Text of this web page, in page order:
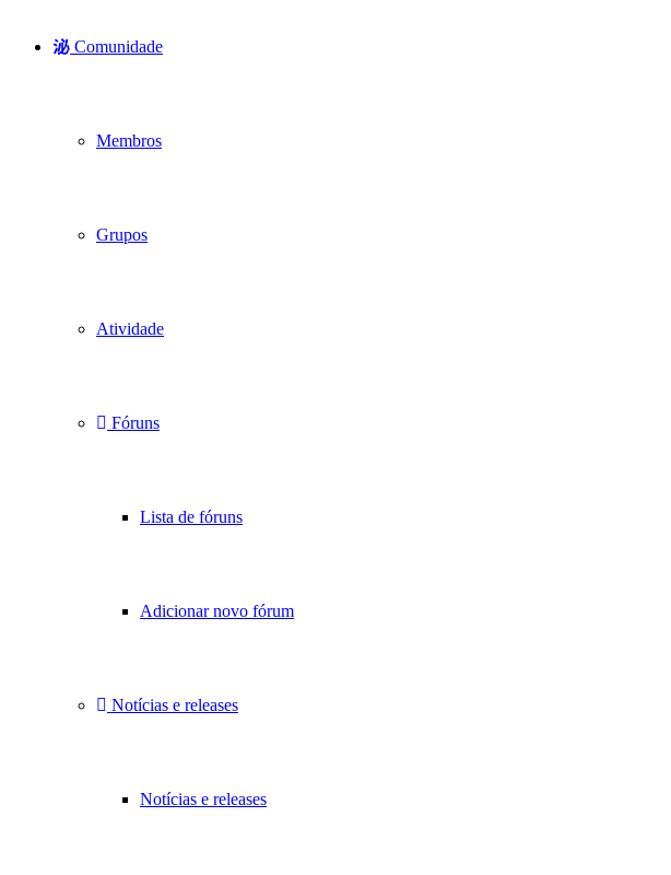
Comunidade
Membros
Grupos
Atividade
Fóruns
Lista de fóruns
Adicionar novo fórum
Notícias e releases
Notícias e releases